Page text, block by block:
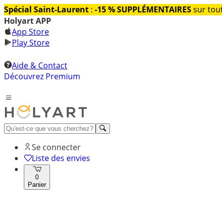
Spécial Saint-Laurent : -15 % SUPPLÉMENTAIRESsur
Holyart APP
App Store
Play Store
Aide & Contact
Découvrez Premium
Se connecter
Liste des envies
0
Panier